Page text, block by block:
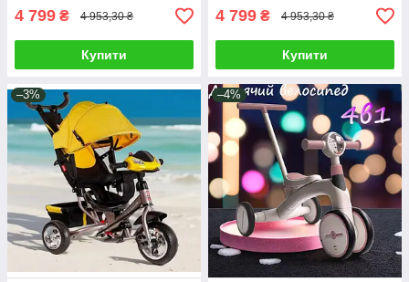
4 799 ₴ 4 953,30 ₴
Купити
4 799 ₴ 4 953,30 ₴
Купити
–3% –4%